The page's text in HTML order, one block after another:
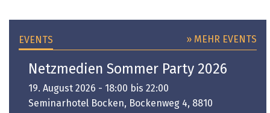
EVENTS » MEHR EVENTS
Netzmedien Sommer Party 2026
19. August 2026 - 18:00 bis 22:00
Seminarhotel Bocken, Bockenweg 4, 8810